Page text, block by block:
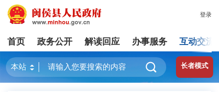
登录
首页 政务公开 解读回应 办事服务 互动交流
长者模式